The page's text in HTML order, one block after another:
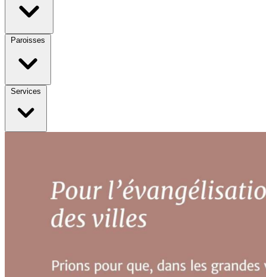
Paroisses
Services